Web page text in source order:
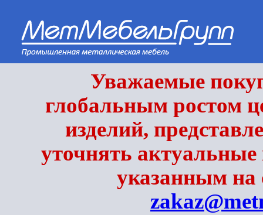
Уважаемые
глобальным ростом
изделий,
уточнять
указанным на